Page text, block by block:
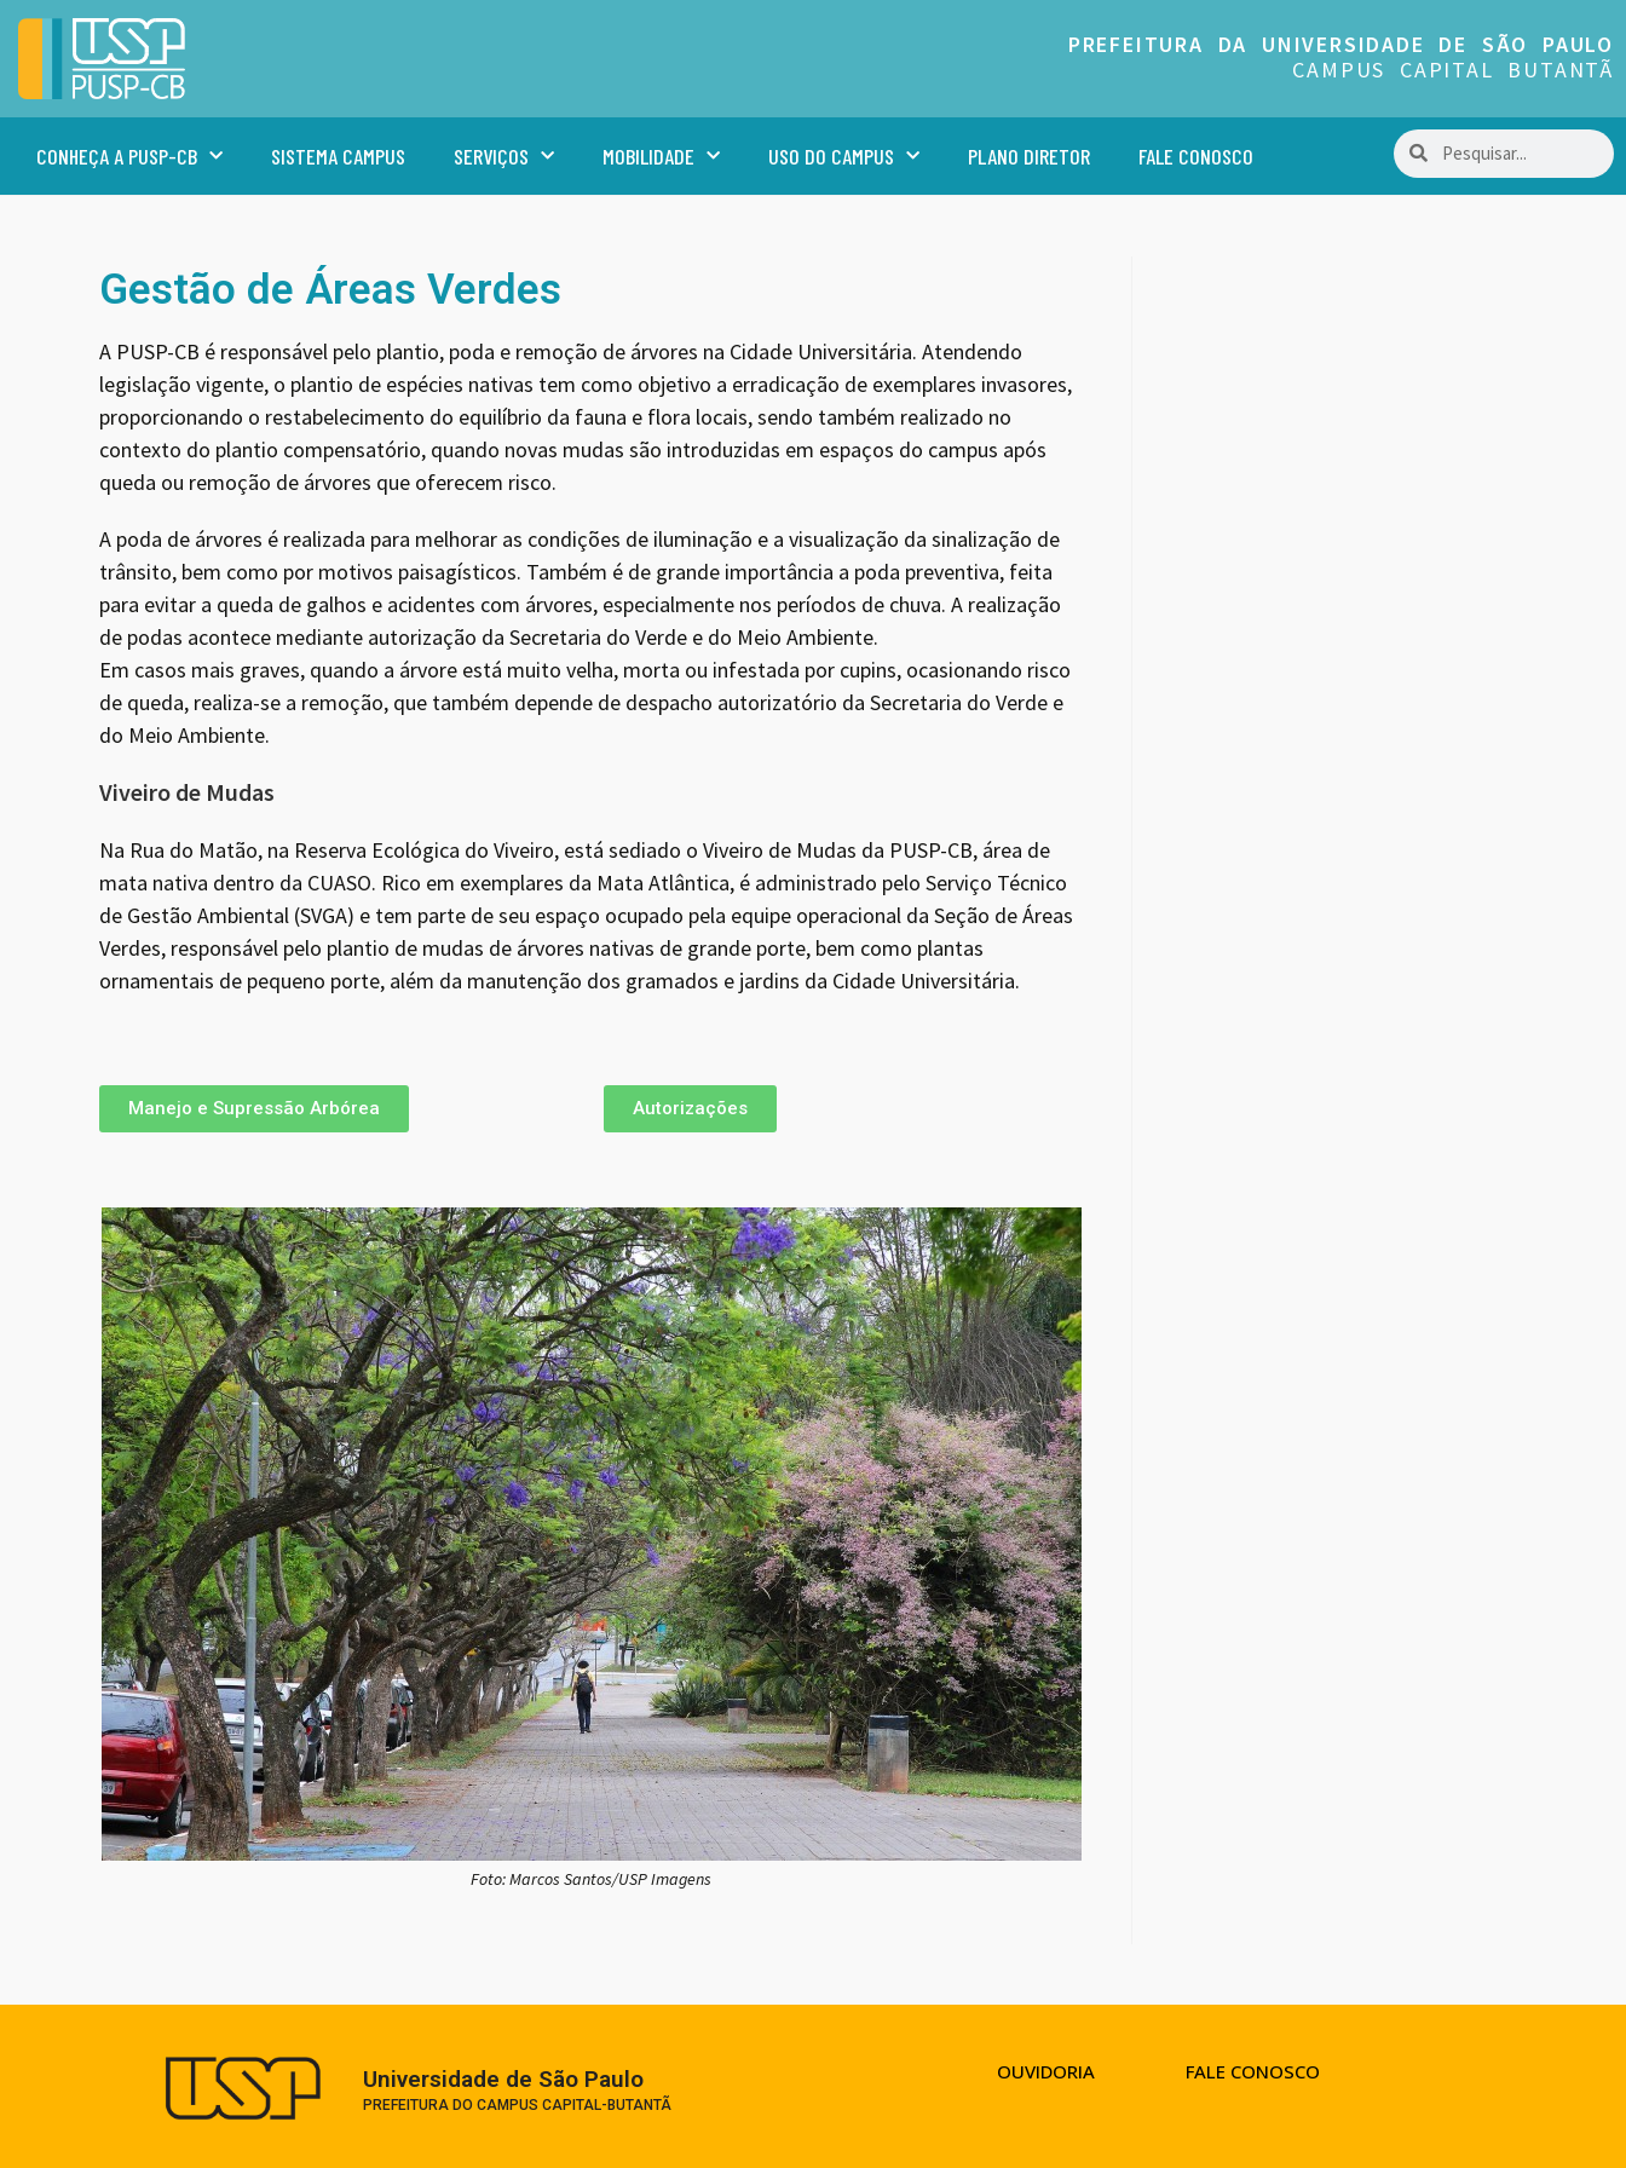
PREFEITURA DA UNIVERSIDADE DE SÃO PAULO
CAMPUS CAPITAL BUTANTÃ
CONHEÇA A PUSP-CB SISTEMA CAMPUS SERVIÇOS MOBILIDADE USO DO CAMPUS PLANO DIRETOR FALE CONOSCO
Gestão de Áreas Verdes
A PUSP-CB é responsável pelo plantio, poda e remoção de árvores na Cidade Universitária. Atendendo
legislação vigente, o plantio de espécies nativas tem como objetivo a erradicação de exemplares invasores,
proporcionando o restabelecimento do equilíbrio da fauna e flora locais, sendo também realizado no
contexto do plantio compensatório, quando novas mudas são introduzidas em espaços do campus após
queda ou remoção de árvores que oferecem risco.
A poda de árvores é realizada para melhorar as condições de iluminação e a visualização da sinalização de
trânsito, bem como por motivos paisagísticos. Também é de grande importância a poda preventiva, feita
para evitar a queda de galhos e acidentes com árvores, especialmente nos períodos de chuva. A realização
de podas acontece mediante autorização da Secretaria do Verde e do Meio Ambiente.
Em casos mais graves, quando a árvore está muito velha, morta ou infestada por cupins, ocasionando risco
de queda, realiza-se a remoção, que também depende de despacho autorizatório da Secretaria do Verde e
do Meio Ambiente.
Viveiro de Mudas
Na Rua do Matão, na Reserva Ecológica do Viveiro, está sediado o Viveiro de Mudas da PUSP-CB, área de
mata nativa dentro da CUASO. Rico em exemplares da Mata Atlântica, é administrado pelo Serviço Técnico
de Gestão Ambiental (SVGA) e tem parte de seu espaço ocupado pela equipe operacional da Seção de Áreas
Verdes, responsável pelo plantio de mudas de árvores nativas de grande porte, bem como plantas
ornamentais de pequeno porte, além da manutenção dos gramados e jardins da Cidade Universitária.
Manejo e Supressão Arbórea Autorizações
Foto: Marcos Santos/USP Imagens
Universidade de São Paulo​
PREFEITURA DO CAMPUS CAPITAL-BUTANTÃ
OUVIDORIA FALE CONOSCO